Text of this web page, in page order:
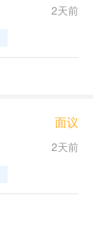
2天前
面议
2天前